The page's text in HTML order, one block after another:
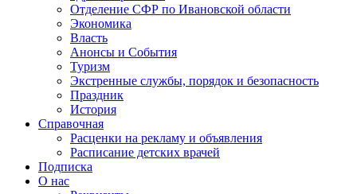
Отделение СФР по Ивановской области
Экономика
Власть
Анонсы и События
Туризм
Экстренные службы, порядок и безопасность
Праздник
История
Справочная
Расценки на рекламу и объявления
Расписание детских врачей
Подписка
О нас